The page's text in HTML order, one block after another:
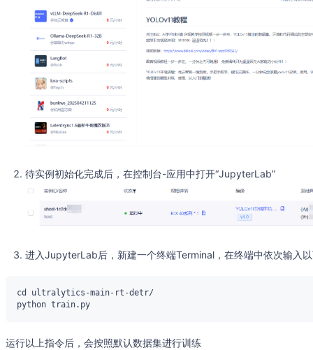
待实例初始化完成后，在控制台-应用中打开“JupyterLab”
进入JupyterLab后，新建一个终端Terminal，在终端中依次输入
运行以上指令后，会按照默认数据集进行训练